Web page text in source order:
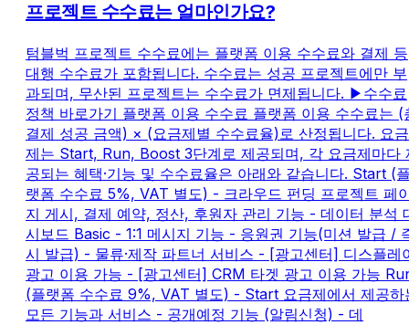
프로젝트 수수료는 얼마인가요?
텀블벅 프로젝트 수수료에는 플랫폼 이용 수수료와 결제 등
대행 수수료가 포함됩니다. 수수료는 성공 프로젝트에만 부
과되며, 무산된 프로젝트는 수수료가 면제됩니다. ▶수수료
정책 바로가기 플랫폼 이용 수수료 플랫폼 이용 수수료는 (
결제 성공 금액) × (요금제별 수수료율)로 산정됩니다. 요금
제는 Start, Run, Boost 3단계로 제공되며, 각 요금제마다
공되는 혜택·기능 및 수수료율은 아래와 같습니다. Start (
랫폼 수수료 5%, VAT 별도) - 크라우드 펀딩 프로젝트 페
지 게시, 결제 예약, 정산, 후원자 관리 기능 - 데이터 분석
시보드 Basic - 1:1 메시지 기능 - 응원권 기능(미션 발급 /
시 발급) - 물류·제작 파트너 서비스 - [광고센터] 디스플레
광고 이용 가능 - [광고센터] CRM 타겟 광고 이용 가능
(플랫폼 수수료 9%, VAT 별도) - Start 요금제에서 제공하
모든 기능과 서비스 - 공개예정 기능 (알림신청) - 데